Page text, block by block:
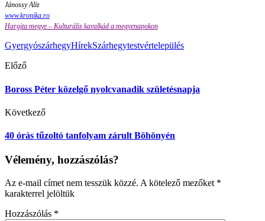
Jánossy Alíz
www.kronika.ro
Hargita megye – Kulturális kavalkád a megyenapokon
GyergyószárhegyHírekSzárhegytestvértelepülés
Előző
Boross Péter közelgő nyolcvanadik születésnapja
Következő
40 órás tűzoltó tanfolyam zárult Böhönyén
Vélemény, hozzászólás?
Az e-mail címet nem tesszük közzé. A kötelező mezőket *
karakterrel jelöltük
Hozzászólás *